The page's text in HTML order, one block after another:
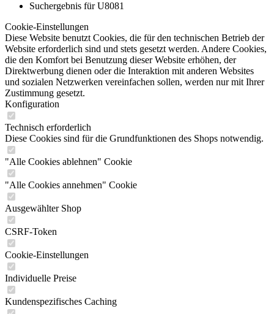
Suchergebnis für U8081
Cookie-Einstellungen
Diese Website benutzt Cookies, die für den technischen Betrieb der
Website erforderlich sind und stets gesetzt werden. Andere Cookies,
die den Komfort bei Benutzung dieser Website erhöhen, der
Direktwerbung dienen oder die Interaktion mit anderen Websites
und sozialen Netzwerken vereinfachen sollen, werden nur mit Ihrer
Zustimmung gesetzt.
Konfiguration
Technisch erforderlich
Diese Cookies sind für die Grundfunktionen des Shops notwendig.
"Alle Cookies ablehnen" Cookie
"Alle Cookies annehmen" Cookie
Ausgewählter Shop
CSRF-Token
Cookie-Einstellungen
Individuelle Preise
Kundenspezifisches Caching